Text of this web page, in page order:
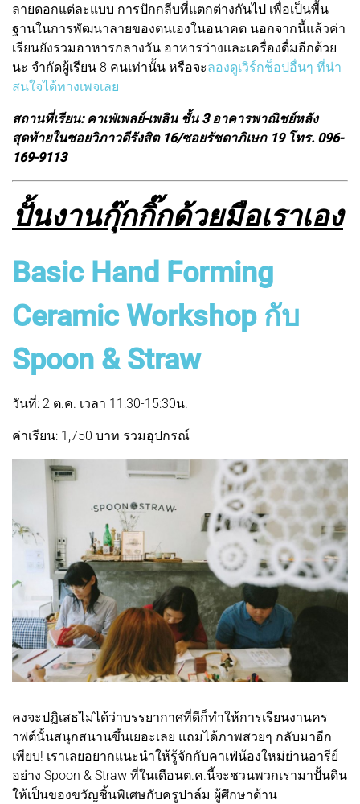
ลายดอกแต่ละแบบ การปักกลีบที่แตกต่างกันไป เพื่อเป็นพื้น
ฐานในการพัฒนาลายของตนเองในอนาคต นอกจากนี้แล้วค่า
เรียนยังรวมอาหารกลางวัน อาหารว่างและเครื่องดื่มอีกด้วย
นะ จำกัดผู้เรียน 8 คนเท่านั้น หรือจะลองดูเวิร์กช็อปอื่นๆ ที่น่า
สนใจได้ทางเพจเลย
สถานที่เรียน: คาเฟ่เพลย์-เพลิน ชั้น 3 อาคารพาณิชย์หลัง
สุดท้ายในซอยวิภาวดีรังสิต 16/ซอยรัชดาภิเษก 19 โทร. 096-
169-9113
ปั้นงานกุ๊กกิ๊กด้วยมือเราเอง
Basic Hand Forming
Ceramic Workshop กับ
Spoon & Straw
วันที่: 2 ต.ค. เวลา 11:30-15:30น.
ค่าเรียน: 1,750 บาท รวมอุปกรณ์
คงจะปฎิเสธไม่ได้ว่าบรรยากาศที่ดีก็ทำให้การเรียนงานคร
าฟต์นั้นสนุกสนานขึ้นเยอะเลย แถมได้ภาพสวยๆ กลับมาอีก
เพียบ! เราเลยอยากแนะนำให้รู้จักกับคาเฟ่น้องใหม่ย่านอารีย์
อย่าง Spoon & Straw ที่ในเดือนต.ค.นี้จะชวนพวกเรามาปั้นดิน
ให้เป็นของขวัญชิ้นพิเศษกับครูปาล์ม ผู้ศึกษาด้าน